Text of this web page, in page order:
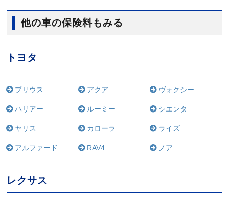
他の車の保険料もみる
トヨタ
プリウス アクア ヴォクシー
ハリアー ルーミー シエンタ
ヤリス カローラ ライズ
アルファード RAV4 ノア
レクサス